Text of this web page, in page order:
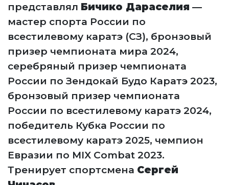
представлял Бичико Дараселия —
мастер спорта России по
всестилевому каратэ (СЗ), бронзовый
призер чемпионата мира 2024,
серебряный призер чемпионата
России по Зендокай Будо Каратэ 2023,
бронзовый призер чемпионата
России по всестилевому каратэ 2024,
победитель Кубка России по
всестилевому каратэ 2025, чемпион
Евразии по MIX Combat 2023.
Тренирует спортсмена Сергей